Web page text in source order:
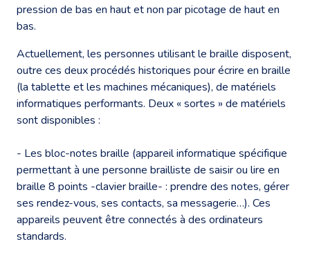
pression de bas en haut et non par picotage de haut en
bas.
Actuellement, les personnes utilisant le braille disposent,
outre ces deux procédés historiques pour écrire en braille
(la tablette et les machines mécaniques), de matériels
informatiques performants. Deux « sortes » de matériels
sont disponibles :
- Les bloc-notes braille (appareil informatique spécifique
permettant à une personne brailliste de saisir ou lire en
braille 8 points -clavier braille- : prendre des notes, gérer
ses rendez-vous, ses contacts, sa messagerie…). Ces
appareils peuvent être connectés à des ordinateurs
standards.